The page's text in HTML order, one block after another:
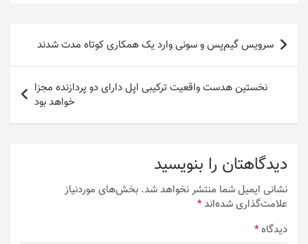
راهبری
نوشته
سرویس گیم‌پس و سونی وارد یک همکاری کوتاه مدت شدند
نخستین هدست واقعیت ترکیبی اپل دارای دو پردازنده مجزا
خواهد بود
دیدگاهتان را بنویسید
نشانی ایمیل شما منتشر نخواهد شد. بخش‌های موردنیاز
علامت‌گذاری شده‌اند*
دیدگاه*